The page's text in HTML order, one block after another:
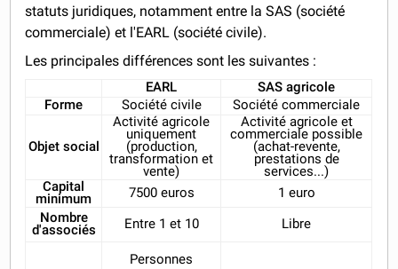
statuts juridiques, notamment entre la SAS (société
commerciale) et l'EARL (société civile).
Les principales différences sont les suivantes :
EARL
SAS agricole
Forme
Société civile Société commerciale
Objet social
Activité agricole
uniquement
(production,
transformation et
vente)
Activité agricole et
commerciale possible
(achat-revente,
prestations de
services...)
Capital
minimum
7500 euros
1 euro
Nombre
d'associés
Entre 1 et 10 Libre
Personnes